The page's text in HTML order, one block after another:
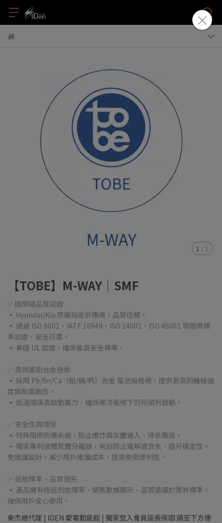
1 / 1
【TOBE】M-WAY｜SMF
✅ 國際級品質認證
▪ Hyundai/Kia 原廠指定供應商，品質信賴。
▪ 通過 ISO 9001、IATF 16949、ISO 14001、ISO 45001 等國際標
準認證，安全可靠。
▪ 美國 UL 認證，確保最高安全標準。
✅ 高效能鉛合金技術
▪ 採用 Pb/Sn/Ca（鉛/錫/鈣）合金 電池板格柵，提供更高的機械強
度與耐腐蝕性。
▪ 低溫環境高啟動電力，確保寒冷氣候下仍可順利發動。
✅ 安全性與環保
▪ 特殊阻燃防爆系統，防止爆炸與灰塵進入，降低風險。
▪ 獨家專利液體氣體分離器，有效防止電解液流失，提升穩定性。
免維護設計，減少用戶維護成本，提高使用便利性。
✅ 低故障率，品質領先
▪ 產品擁有極低的故障率，銷售數據顯示，品質遠優於業界標準，
確保用戶安心使用。
東杰總代理 | IDEN 愛電動能館 | 獨家登入會員延長保固 請至下方連